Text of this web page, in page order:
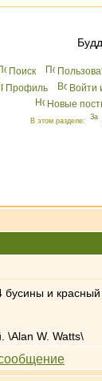
Поиск
Профиль
Войти
Новые
В этом разделе:
и
\Alan W. Watts\